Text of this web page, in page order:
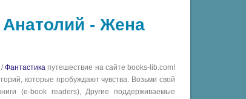
- Жена
/Фантастика путешествие на сайте books-lib.com!
которые пробуждают чувства. Возьми свой
(e-book readers), Другие поддерживаемые